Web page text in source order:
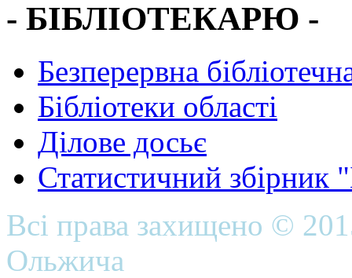
- БІБЛІОТЕКАРЮ -
Безперервна
Бібліотеки області
Ділове досьє
Статистичний
Всі права захищено ©
Ольжича